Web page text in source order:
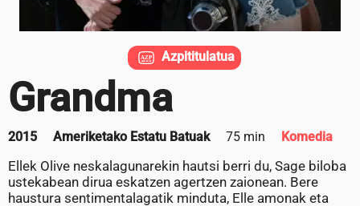
Grandma
2015 Ameriketako Estatu Batuak 75 min Komedia
Ellek Olive neskalagunarekin hautsi berri du, Sage biloba
ustekabean dirua eskatzen agertzen zaionean. Bere
haustura sentimentalagatik minduta, Elle amonak eta
Azpititulatua